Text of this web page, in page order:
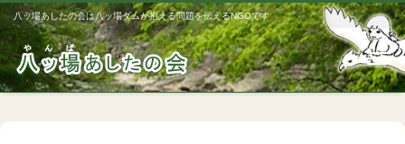
八ッ場あしたの会は八ッ場ダムが抱える問題を伝えるNGOです